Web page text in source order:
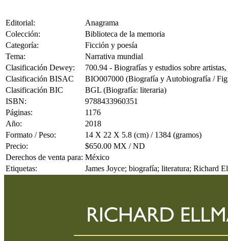
Editorial:
Anagrama
Colección:
Biblioteca de la memoria
Categoría:
Ficción y poesía
Tema:
Narrativa mundial
Clasificación Dewey:
700.94 - Biografías y estudios sobre
Clasificación BISAC
BIO007000 (Biografía y Autobiografía /
Clasificación BIC
BGL (Biografía: literaria)
ISBN:
9788433960351
Páginas:
1176
Año:
2018
Formato / Peso:
14 X 22 X 5.8 (cm) / 1384 (gramos)
Precio:
$650.00 MX / ND
Derechos de venta para: México
Etiquetas:
James Joyce; biografía; literatura; Richard